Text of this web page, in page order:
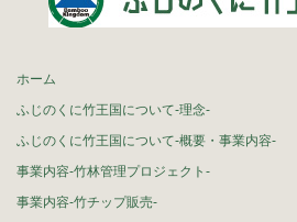
ホーム
ふじのくに竹王国について-理念-
ふじのくに竹王国について-概要・事業内容-
事業内容-竹林管理プロジェクト-
事業内容-竹チップ販売-